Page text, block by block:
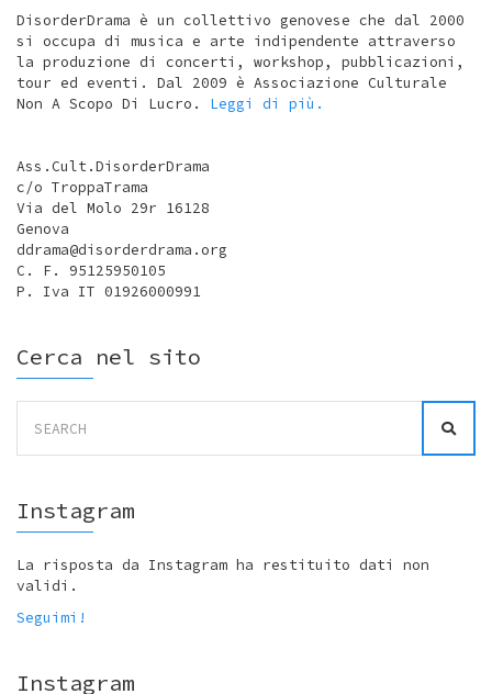
DisorderDrama è un collettivo genovese che dal 2000
si occupa di musica e arte indipendente attraverso
la produzione di concerti, workshop, pubblicazioni,
tour ed eventi. Dal 2009 è Associazione Culturale
Non A Scopo Di Lucro. Leggi di più.
Ass.Cult.DisorderDrama
c/o TroppaTrama
Via del Molo 29r 16128
Genova
ddrama@disorderdrama.org
C. F. 95125950105
P. Iva IT 01926000991
Cerca nel sito
for:
Instagram
La risposta da Instagram ha restituito dati non
validi.
Seguimi!
Instagram